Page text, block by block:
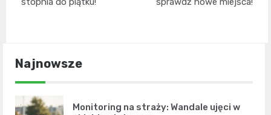
Najnowsze
Monitoring na straży: Wandale ujęci w